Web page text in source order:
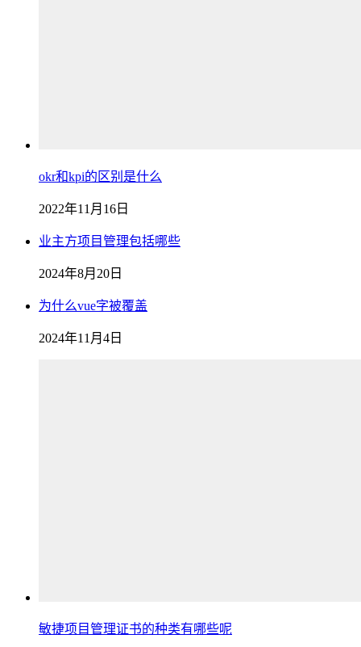
okr和kpi的区别是什么
2022年11月16日
业主方项目管理包括哪些
2024年8月20日
为什么vue字被覆盖
2024年11月4日
敏捷项目管理证书的种类有哪些呢